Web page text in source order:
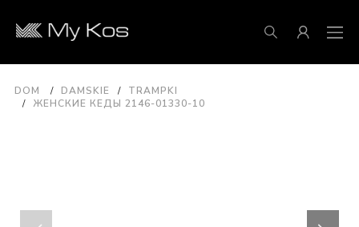
DOM DAMSKIE
TRAMPKI
ЖЕНСКИЕ КЕДЫ 2146-01330-10